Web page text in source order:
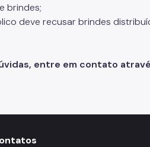
brindes;
deve recusar brindes
entre em contato